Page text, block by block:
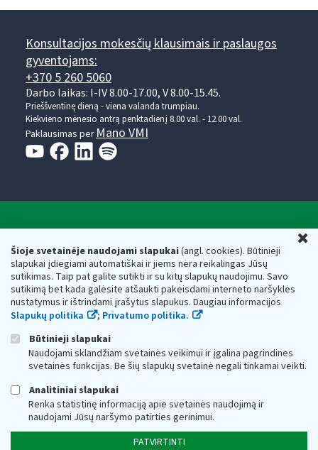
Šioje svetainėje naudojami slapukai(angl. cookies). Būtinieji
slapukai įdiegiami automatiškai ir jiems nėra reikalingas Jūsų
sutikimas. Taip pat galite sutikti ir su kitų slapukų naudojimu. Savo
sutikimą bet kada galėsite atšaukti pakeisdami interneto naršyklės
nustatymus ir ištrindami įrašytus slapukus. Daugiau informacijos
Slapukų politika
; Privatumo politika.
Būtinieji slapukai
Naudojami sklandžiam svetainės veikimui ir įgalina pagrindines
svetainės funkcijas. Be šių slapukų svetainė negali tinkamai veikti.
Analitiniai slapukai
Renka statistinę informaciją apie svetainės naudojimą ir
naudojami Jūsų naršymo patirties gerinimui.
PATVIRTINTI
Konsultacijos mokesčių klausimais ir paslaugos
gyventojams:
+370 5 260 5060
Darbo laikas: I-IV 8.00-17.00, V 8.00-15.45.
Prieššventinę dieną - viena valanda trumpiau.
Kiekvieno mėnesio antrą penktadienį 8.00 val. - 12.00 val.
Paklausimas per Mano VMI
Respublikos finansų ministerijos
Biudžetinė įstaiga. Juridinio asmens kodas — 188659752,
adresas: Vasario 16-osios g. 14, 01107 Vilnius, Lietuva, el.paštas:
vmi@vmi.lt, E. pristatymo dėžutės adresas 188659752
Duomenys apie Valstybinę mokesčių inspekciją prie Lietuvos
Respublikos finansų ministerijos kaupiami ir saugomi Juridinių